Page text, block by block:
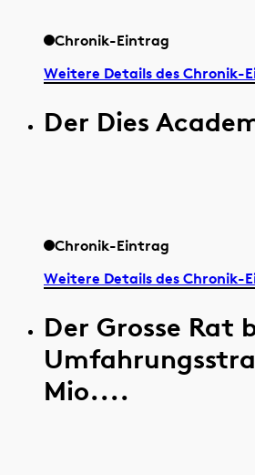
Chronik-Eintrag
Weitere Details des Chronik-
Der Dies
Chronik-Eintrag
Weitere Details des Chronik-
Der Grosse
Mio....